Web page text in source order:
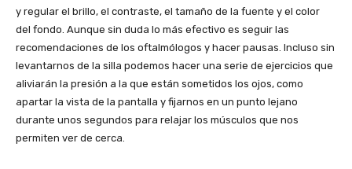
y regular el brillo, el contraste, el tamaño de la fuente y el color
del fondo. Aunque sin duda lo más efectivo es seguir las
recomendaciones de los oftalmólogos y hacer pausas. Incluso sin
levantarnos de la silla podemos hacer una serie de ejercicios que
aliviarán la presión a la que están sometidos los ojos, como
apartar la vista de la pantalla y fijarnos en un punto lejano
durante unos segundos para relajar los músculos que nos
permiten ver de cerca.